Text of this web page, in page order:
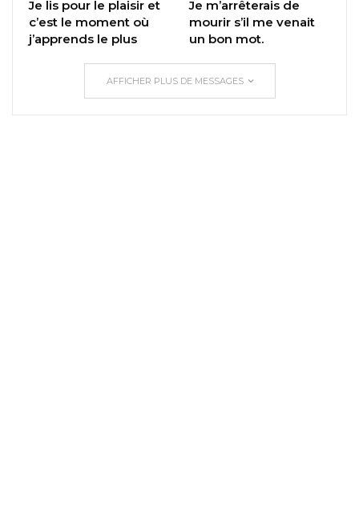
Je lis pour le plaisir et
c’est le moment où
j’apprends le plus
Je m’arrêterais de
mourir s’il me venait
un bon mot.
AFFICHER PLUS DE MESSAGES